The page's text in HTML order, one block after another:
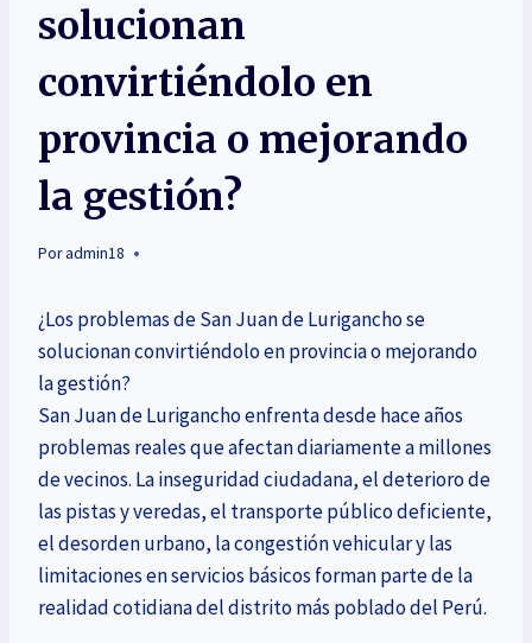
solucionan
convirtiéndolo en
provincia o mejorando
la gestión?
Poradmin18
¿Los problemas de San Juan de Lurigancho se
solucionan convirtiéndolo en provincia o mejorando
la gestión?
San Juan de Lurigancho enfrenta desde hace años
problemas reales que afectan diariamente a millones
de vecinos. La inseguridad ciudadana, el deterioro de
las pistas y veredas, el transporte público deficiente,
el desorden urbano, la congestión vehicular y las
limitaciones en servicios básicos forman parte de la
realidad cotidiana del distrito más poblado del Perú.